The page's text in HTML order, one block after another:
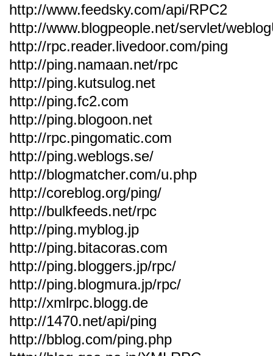
http://www.feedsky.com/api/RPC2
http://www.blogpeople.net/servlet/
http://rpc.reader.livedoor.com/ping
http://ping.namaan.net/rpc
http://ping.kutsulog.net
http://ping.fc2.com
http://ping.blogoon.net
http://rpc.pingomatic.com
http://ping.weblogs.se/
http://blogmatcher.com/u.php
http://coreblog.org/ping/
http://bulkfeeds.net/rpc
http://ping.myblog.jp
http://ping.bitacoras.com
http://ping.bloggers.jp/rpc/
http://ping.blogmura.jp/rpc/
http://xmlrpc.blogg.de
http://1470.net/api/ping
http://bblog.com/ping.php